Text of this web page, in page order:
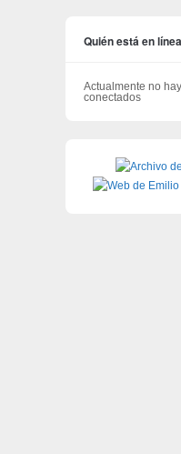
Quién está en línea
Actualmente no
conectados